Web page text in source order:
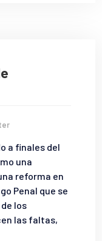
a finales del
una
reforma en
Penal que se
los
las faltas,